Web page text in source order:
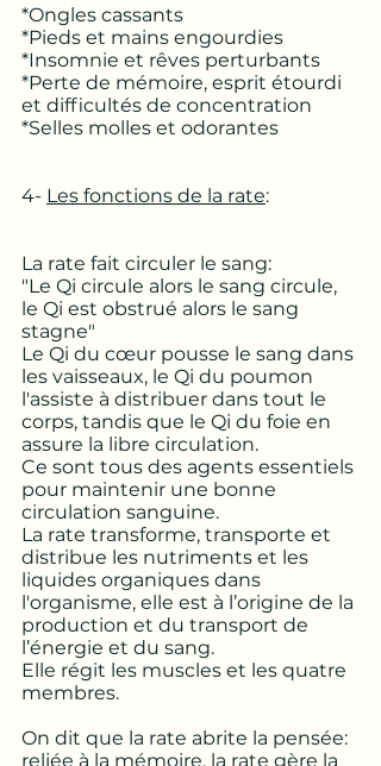
*Ongles cassants
*Pieds et mains engourdies
*Insomnie et rêves perturbants
*Perte de mémoire, esprit étourdi
et difficultés de concentration
*Selles molles et odorantes
4- Les fonctions de la rate:
La rate fait circuler le sang:
"Le Qi circule alors le sang circule,
le Qi est obstrué alors le sang
stagne"
Le Qi du cœur pousse le sang dans
les vaisseaux, le Qi du poumon
l'assiste à distribuer dans tout le
corps, tandis que le Qi du foie en
assure la libre circulation.
Ce sont tous des agents essentiels
pour maintenir une bonne
circulation sanguine.
La rate transforme, transporte et
distribue les nutriments et les
liquides organiques dans
l'organisme, elle est à l’origine de la
production et du transport de
l’énergie et du sang.
Elle régit les muscles et les quatre
membres.
On dit que la rate abrite la pensée:
reliée à la mémoire, la rate gère la